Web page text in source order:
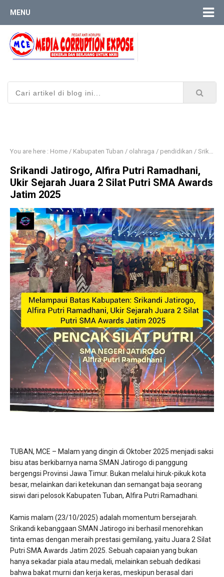
MENU
You are here : Home / Kabupaten Tuban / olahraga / pendidikan / Srikandi Jatirogo, Alfira Putri Ramadhani, Ukir Sejarah Juara 2 Silat Putri SMA Awards Jatim 2025
Srikandi Jatirogo, Alfira Putri Ramadhani,
Ukir Sejarah Juara 2 Silat Putri SMA Awards
Jatim 2025
​TUBAN, MCE – Malam yang dingin di Oktober 2025 menjadi saksi
bisu atas berkibarnya nama SMAN Jatirogo di panggung
bergengsi Provinsi Jawa Timur. Bukan melalui hiruk-pikuk kota
besar, melainkan dari ketekunan dan semangat baja seorang
siswi dari pelosok Kabupaten Tuban, Alfira Putri Ramadhani.
​Kamis malam (23/10/2025) adalah momentum bersejarah.
Srikandi kebanggaan SMAN Jatirogo ini berhasil menorehkan
tinta emas dengan meraih prestasi gemilang, yaitu Juara 2 Silat
Putri SMA Awards Jatim 2025. Sebuah capaian yang bukan
hanya sekadar piala atau medali, melainkan sebuah dedikasi
bahwa bakat murni dan kerja keras, meskipun berasal dari